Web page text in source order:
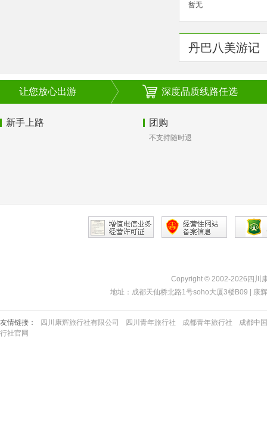
暂无
丹巴八美游记
让您放心出游 深度品质线路任选
新手上路 团购
不支持随时退
Copyright © 2002-2026四川
地址：成都天仙桥北路1号soho大厦3楼B09 |
友情链接： 四川康辉旅行社有限公司 四川青年旅行社 成都青年旅行社
成都中
行社官网